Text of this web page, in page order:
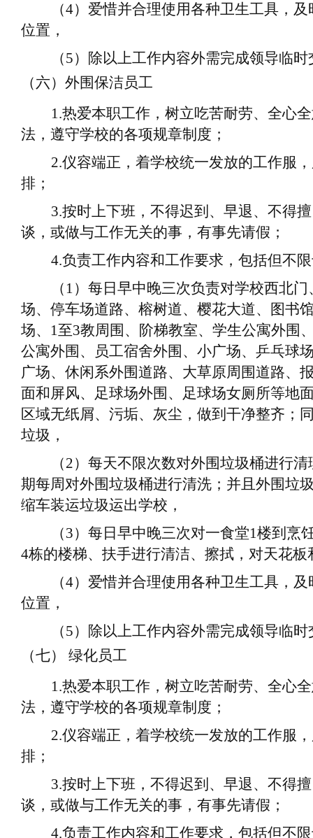
（4） 爱惜并合理使用各种卫生工具，
位置 ，
（5） 除以上工作内容外需完成领导临
（六）外围保洁员工
1.热爱本职工作，树立吃苦耐劳、全心
法，遵守学校的各项规章制度；
2.仪容端正，着学校统一发放的工作服
排；
3.按时上下班，不得迟到、早退、不得
谈，或做与工作无关的事，有事先请假；
4.负责工作内容和工作要求，包括但不
（ 1） 每日早中晚三次负责对学校西北
场、停车场道路、榕树道、樱花大道、图书
场、 1至3教周围、阶梯教室、学生公寓外围
公寓外围、员工宿舍外围、小广场、乒乓球
广场、休闲系外围道路、大草原周围道路、
面和屏风、足球场外围、足球场女厕所等地
区域无纸屑、污垢、灰尘，做到干净整齐；
垃圾 ，
（2） 每天不限次数对外围垃圾桶进行
期每周对外围垃圾桶进行清洗；并且外围垃
缩车装运垃圾运出学校 ，
（3） 每日早中晚三次对一食堂1楼到烹
4栋的楼梯、扶手进行清洁、擦拭，对天花
（4） 爱惜并合理使用各种卫生工具，
位置 ，
（5） 除以上工作内容外需完成领导临
（七）
绿化员工
1.热爱本职工作，树立吃苦耐劳、全心
法，遵守学校的各项规章制度；
2.仪容端正，着学校统一发放的工作服
排；
3.按时上下班，不得迟到、早退、不得
谈，或做与工作无关的事，有事先请假；
4.负责工作内容和工作要求，包括但不